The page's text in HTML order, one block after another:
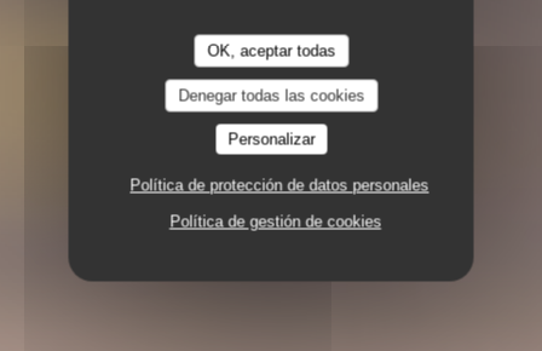
OK, aceptar todas
Denegar todas las cookies
Personalizar
Política de protección de datos personales
Política de gestión de cookies